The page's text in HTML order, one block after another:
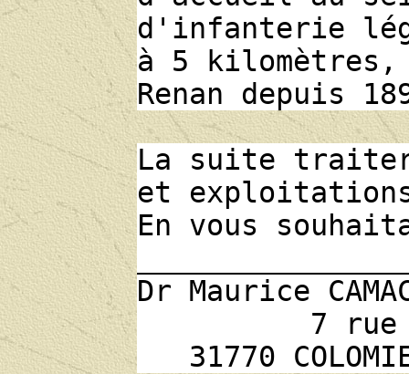
d'infanterie
à 5 kilomètres,
Renan depuis
La suite
et
En vous
Dr Maurice
7 rue
31770